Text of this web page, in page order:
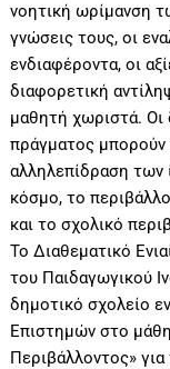
νοητική ωρίμανση
γνώσεις τους, οι
ενδιαφέροντα, οι
διαφορετική
μαθητή χωριστά. Οι
πράγματος
αλληλεπίδραση των
κόσμο, το
και το σχολικό
Το Διαθεματικό
του Παιδαγωγικού
δημοτικό σχολείο
Επιστημών στο
Περιβάλλοντος»